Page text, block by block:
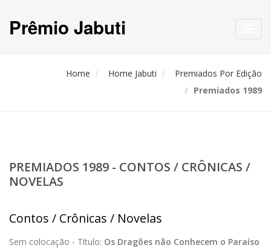
Prêmio Jabuti
Home Home Jabuti
Premiados Por Edição
Premiados 1989
PREMIADOS 1989 - CONTOS / CRÔNICAS /
NOVELAS
Contos / Crônicas / Novelas
Sem colocação - Título: Os Dragões não Conhecem o Paraíso